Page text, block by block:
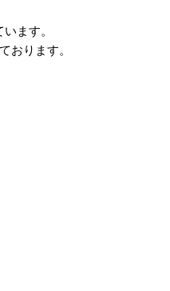
ます。
おります。